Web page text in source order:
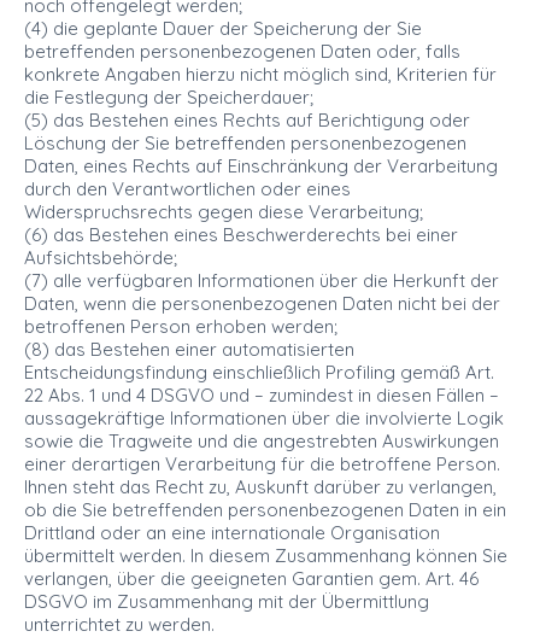
noch offengelegt werden;
(4) die geplante Dauer der Speicherung der Sie
betreffenden personenbezogenen Daten oder, falls
konkrete Angaben hierzu nicht möglich sind, Kriterien für
die Festlegung der Speicherdauer;
(5) das Bestehen eines Rechts auf Berichtigung oder
Löschung der Sie betreffenden personenbezogenen
Daten, eines Rechts auf Einschränkung der Verarbeitung
durch den Verantwortlichen oder eines
Widerspruchsrechts gegen diese Verarbeitung;
(6) das Bestehen eines Beschwerderechts bei einer
Aufsichtsbehörde;
(7) alle verfügbaren Informationen über die Herkunft der
Daten, wenn die personenbezogenen Daten nicht bei der
betroffenen Person erhoben werden;
(8) das Bestehen einer automatisierten
Entscheidungsfindung einschließlich Profiling gemäß Art.
22 Abs. 1 und 4 DSGVO und – zumindest in diesen Fällen –
aussagekräftige Informationen über die involvierte Logik
sowie die Tragweite und die angestrebten Auswirkungen
einer derartigen Verarbeitung für die betroffene Person.
Ihnen steht das Recht zu, Auskunft darüber zu verlangen,
ob die Sie betreffenden personenbezogenen Daten in ein
Drittland oder an eine internationale Organisation
übermittelt werden. In diesem Zusammenhang können Sie
verlangen, über die geeigneten Garantien gem. Art. 46
DSGVO im Zusammenhang mit der Übermittlung
unterrichtet zu werden.